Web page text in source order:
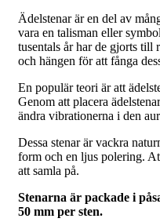
Ädelstenar är en del av
vara en talisman eller
tusentals år har de gjorts till
och hängen för att fånga
En populär teori är att
Genom att placera
ändra vibrationerna i den
Dessa stenar är vackra
form och en ljus polering.
att samla på.
Stenarna är packade i
50 mm per sten.